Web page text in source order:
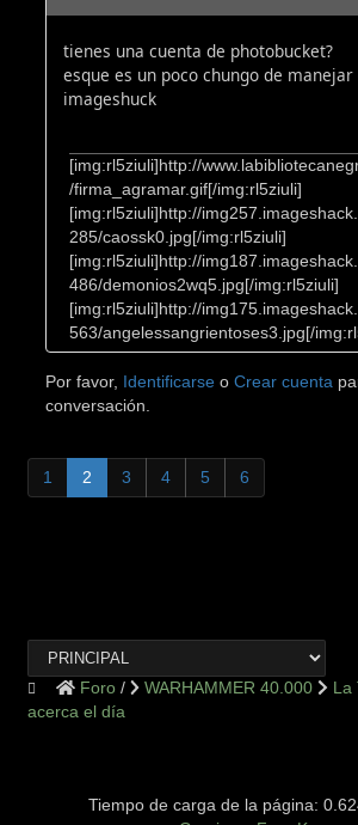
tienes una cuenta de photobucket?
esque es un poco chungo de manejar
imageshuck
[img:rl5ziuli]http://
/firma_agramar.gif[/img:rl5ziuli]
[img:rl5ziuli]http://
285/caossk0.jpg[/img:rl5ziuli]
[img:rl5ziuli]http://
486/demonios2wq5.jpg[/img:rl5ziuli]
[img:rl5ziuli]http://
563/angelessangrientoses3.jpg[/
Por favor, Identificarse oCrear cuenta
conversación.
1 2 3 4 5 6
Foro WARHAMMER 40.000 La
acerca el día
Tiempo de carga de la página: